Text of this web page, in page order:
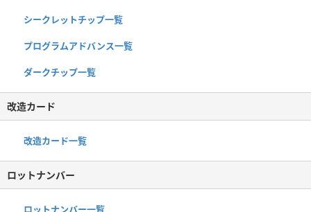
シークレットチップ一覧
プログラムアドバンス一覧
ダークチップ一覧
改造カード
改造カード一覧
ロットナンバー
ロットナンバー一覧